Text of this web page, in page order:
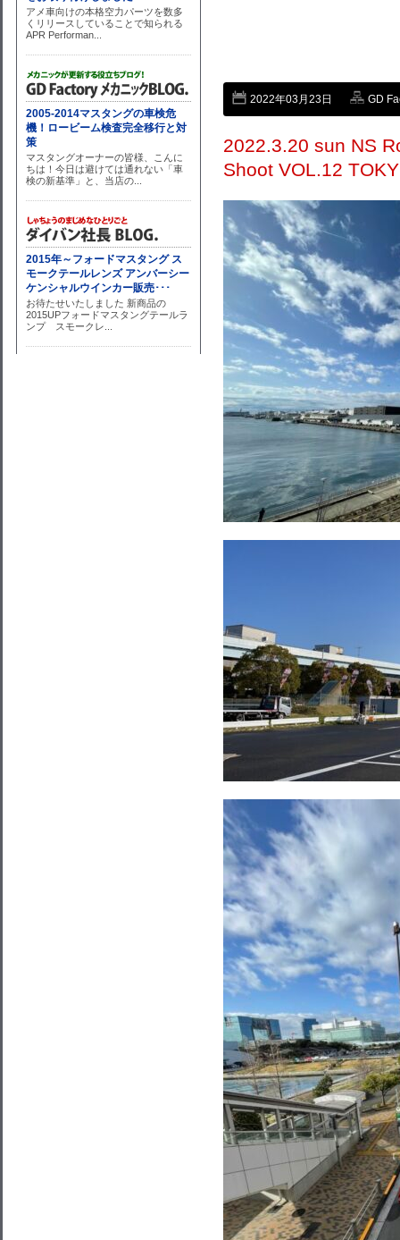
2022年03月23日 GD
2022.3.20 sun NS
Shoot VOL.12